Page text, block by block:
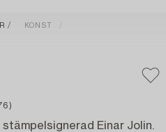
KONST
Einar Jolin.